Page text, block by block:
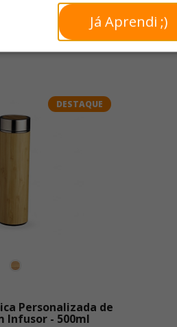
Já Aprendi ;)
DESTAQUE
Personalizada de
Infusor - 500ml